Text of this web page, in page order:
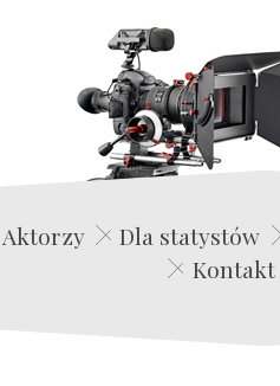
Aktorzy Dla statystów
Kontakt